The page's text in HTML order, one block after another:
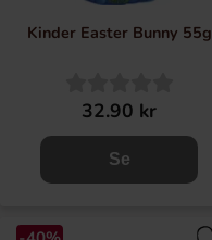
Kinder Easter Bunny 55g
32.90 kr
Se